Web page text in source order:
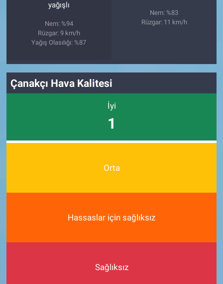
yağışlı
Nem: %94
Rüzgar: 9 km/h
Yağış Olasılığı: %87
Nem: %83
Rüzgar: 11 km/h
Çanakçı Hava Kalitesi
İyi
1
Orta
Hassaslar için sağlıksız
Sağlıksız